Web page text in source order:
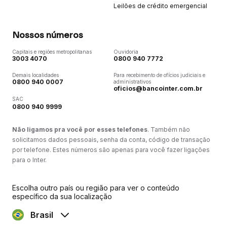
Leilões de crédito emergencial
Nossos números
Capitais e regiões metropolitanas
3003 4070
Demais localidades
0800 940 0007
SAC
0800 940 9999
Ouvidoria
0800 940 7772
Para recebimento de ofícios judiciais e
administrativos
oficios@bancointer.com.br
Não ligamos pra você por esses telefones. Também não
solicitamos dados pessoais, senha da conta, código de transação
por telefone. Estes números são apenas para você fazer ligações
para o Inter.
Escolha outro país ou região para ver o conteúdo
específico da sua localização
Brasil